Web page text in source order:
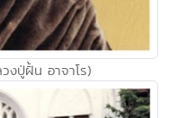
วงปู่ฝั้น อาจาโร)